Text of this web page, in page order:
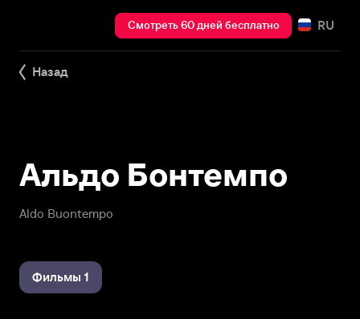
Смотреть 60 дней бесплатно RU
Назад
Aldo Buontempo
Альдо Бонтемпо
Фильмы 1